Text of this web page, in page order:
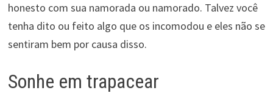
honesto com sua namorada ou namorado. Talvez você
tenha dito ou feito algo que os incomodou e eles não se
sentiram bem por causa disso.
Sonhe em trapacear